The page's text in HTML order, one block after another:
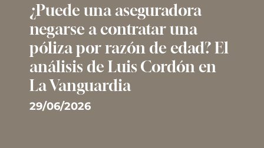
¿Puede una aseguradora
negarse a contratar una
póliza por razón de edad? El
análisis de Luis Cordón en
La Vanguardia
29/06/2026